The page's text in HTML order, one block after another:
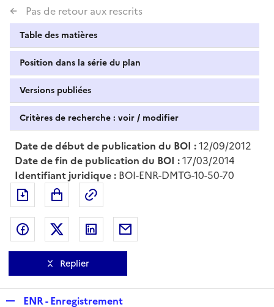
Pas de retour aux rescrits
Table des matières
Position dans la série du plan
Versions publiées
Critères de recherche : voir / modifier
Date de début de publication du BOI :12/09/2012
Date de fin de publication du BOI :17/03/2014
Identifiant juridique : BOI-ENR-DMTG-10-50-70
Exporter le document au format pdf
Partager sur Facebook
Partager sur Twitter
Partager sur LinkedIn
Replier
ENR - Enregistrement